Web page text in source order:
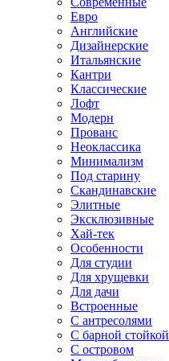
Евро
Английские
Дизайнерские
Итальянские
Кантри
Классические
Лофт
Модерн
Прованс
Неоклассика
Минимализм
Под старину
Скандинавские
Элитные
Эксклюзивные
Хай-тек
Особенности
Для студии
Для хрущевки
Для дачи
Встроенные
С антресолями
С барной стойкой
С островом